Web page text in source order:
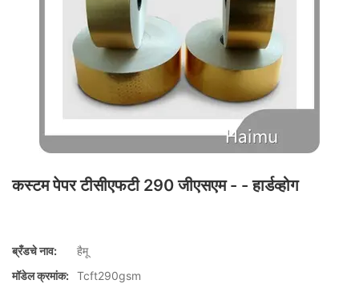
कस्टम पेपर टीसीएफटी 290 जीएसएम - - हार्डव्होग
ब्रँडचे नाव:
हैमू
मॉडेल क्रमांक: Tcft290gsm